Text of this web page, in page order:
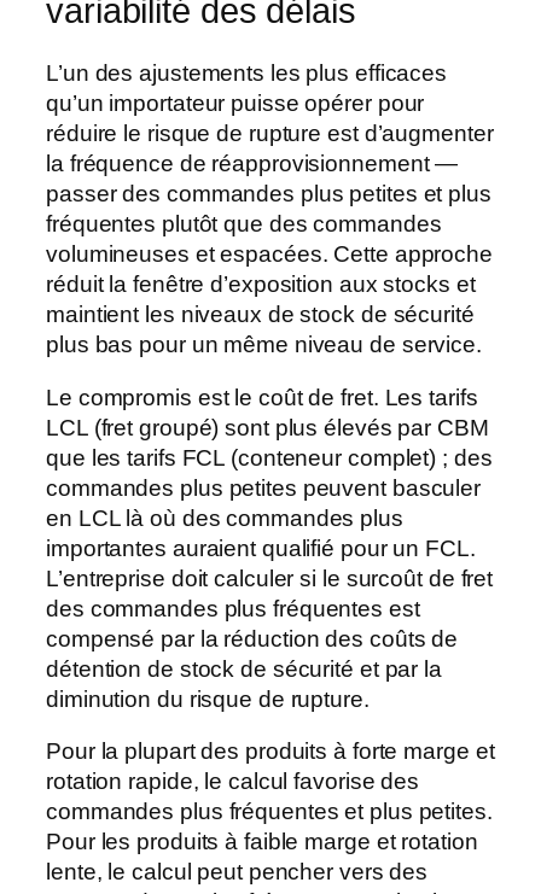
variabilité des délais
L’un des ajustements les plus efficaces
qu’un importateur puisse opérer pour
réduire le risque de rupture est d’augmenter
la fréquence de réapprovisionnement —
passer des commandes plus petites et plus
fréquentes plutôt que des commandes
volumineuses et espacées. Cette approche
réduit la fenêtre d’exposition aux stocks et
maintient les niveaux de stock de sécurité
plus bas pour un même niveau de service.
Le compromis est le coût de fret. Les tarifs
LCL (fret groupé) sont plus élevés par CBM
que les tarifs FCL (conteneur complet) ; des
commandes plus petites peuvent basculer
en LCL là où des commandes plus
importantes auraient qualifié pour un FCL.
L’entreprise doit calculer si le surcoût de fret
des commandes plus fréquentes est
compensé par la réduction des coûts de
détention de stock de sécurité et par la
diminution du risque de rupture.
Pour la plupart des produits à forte marge et
rotation rapide, le calcul favorise des
commandes plus fréquentes et plus petites.
Pour les produits à faible marge et rotation
lente, le calcul peut pencher vers des